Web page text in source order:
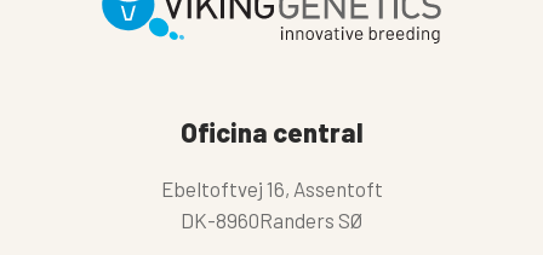
Oficina central
Ebeltoftvej 16, Assentoft
DK-8960Randers SØ